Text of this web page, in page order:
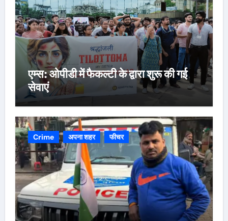
एम्स: ओपीडी में फैकल्टी के द्वारा शुरू की गई
सेवाएं
Crime अपना शहर फीचर